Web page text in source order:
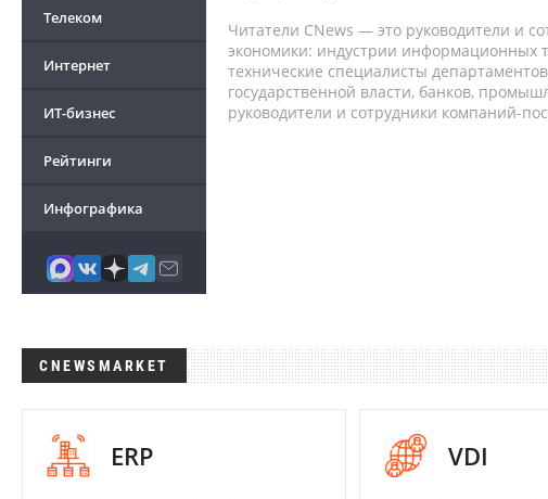
Телеком
Интернет
ИТ-бизнес
Рейтинги
Инфографика
Читатели CNews — это руководители и
экономики: индустрии информационных
технические специалисты
государственной власти, банков,
руководители и сотрудники компаний-
CNEWSMARKET
ERP VDI